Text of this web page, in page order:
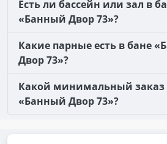
Есть ли бассейн или зал в
«Банный Двор 73»?
Какие парные есть в бане
Двор 73»?
Какой минимальный заказ
«Банный Двор 73»?